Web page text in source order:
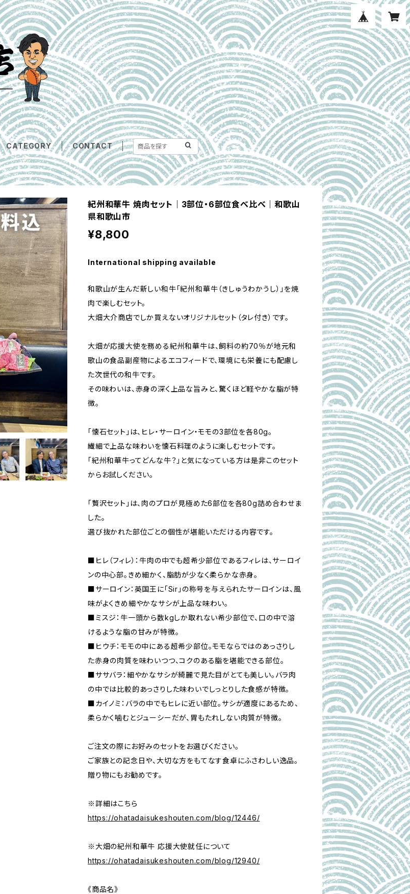
CATEGORY CONTACT
紀州和華牛 焼肉セット｜3部位・6部位食べ比べ｜和歌山
県和歌山市
¥8,800
International shipping available
和歌山が生んだ新しい和牛「紀州和華牛（きしゅうわかうし）」を焼
肉で楽しむセット。
大畑大介商店でしか買えないオリジナルセット（タレ付き）です。
大畑が応援大使を務める紀州和華牛は、飼料の約70％が地元和
歌山の食品副産物によるエコフィードで、環境にも栄養にも配慮し
た次世代の和牛です。
その味わいは、赤身の深く上品な旨みと、驚くほど軽やかな脂が特
徴。
「懐石セット」は、ヒレ・サーロイン・モモの3部位を各80g。
繊細で上品な味わいを懐石料理のように楽しむセットです。
「紀州和華牛ってどんな牛？」と気になっている方は是非このセット
からお試しください。
「贅沢セット」は、肉のプロが見極めた6部位を各80g詰め合わせま
した。
選び抜かれた部位ごとの個性が堪能いただける内容です。
■ヒレ（フィレ）：牛肉の中でも超希少部位であるフィレは、サーロイ
ンの中心部。きめ細かく、脂肪が少なく柔らかな赤身。
■サーロイン：英国王に「Sir」の称号を与えられたサーロインは、風
味がよくきめ細やかなサシが上品な味わい。
■ミスジ：牛一頭から数kgしか取れない希少部位で、口の中で溶
けるような脂の甘みが特徴。
■ヒウチ：モモの中にある超希少部位。モモならではのあっさりし
た赤身の肉質を味わいつつ、コクのある脂を堪能できる部位。
■ササバラ：細やかなサシが綺麗で見た目がとても美しい。バラ肉
の中では比較的あっさりした味わいでしっとりした食感が特徴。
■カイノミ：バラの中でもヒレに近い部位。サシが適度にあるため、
柔らかく噛むとジューシーだが、胃もたれしない肉質が特徴。
ご注文の際にお好みのセットをお選びください。
ご家族との記念日や、大切な方をもてなす食卓にふさわしい逸品。
贈り物にもお勧めです。
※詳細はこちら
https://ohatadaisukeshouten.com/blog/12446/
※大畑の紀州和華牛 応援大使就任について
https://ohatadaisukeshouten.com/blog/12940/
《商品名》